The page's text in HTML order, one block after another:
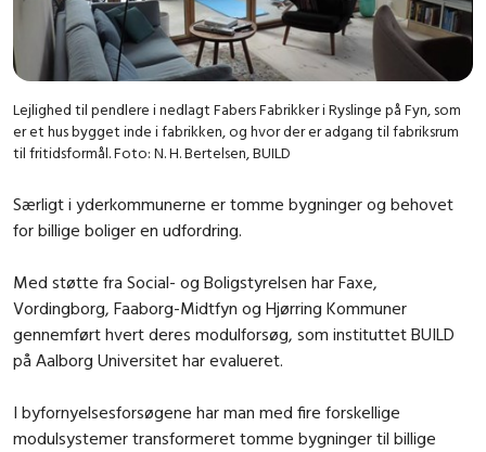
Lejlighed til pendlere i nedlagt Fabers Fabrikker i Ryslinge på Fyn, som
er et hus bygget inde i fabrikken, og hvor der er adgang til fabriksrum
til fritidsformål. Foto: N. H. Bertelsen, BUILD
Særligt i yderkommunerne er tomme bygninger og behovet
for billige boliger en udfordring.
Med støtte fra Social- og Boligstyrelsen har Faxe,
Vordingborg, Faaborg-Midtfyn og Hjørring Kommuner
gennemført hvert deres modulforsøg, som instituttet BUILD
på Aalborg Universitet har evalueret.
I byfornyelsesforsøgene har man med fire forskellige
modulsystemer transformeret tomme bygninger til billige